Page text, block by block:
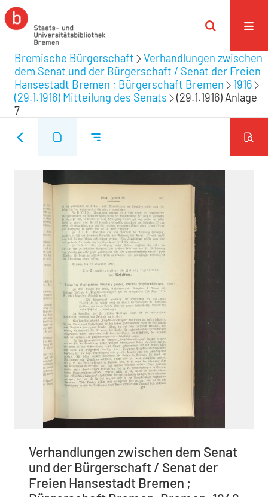
Bremische Bürgerschaft
Verhandlungen zwischen
dem Senat und der Bürgerschaft / Senat der Freien
Hansestadt Bremen ; Bürgerschaft Bremen
1916
(29.1.1916) Mitteilung des Senats
(29.1.1916) Anlage
7
Verhandlungen zwischen dem Senat
und der Bürgerschaft / Senat der
Freien Hansestadt Bremen ;